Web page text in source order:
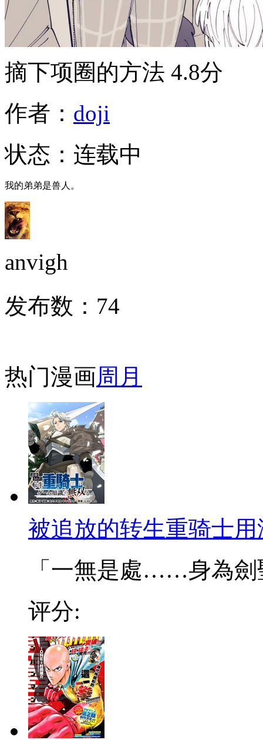
摘下项圈的方法 4.8分
作者： doji
状态： 连载中
我的弟弟是兽人。
anvigh
发布数： 74
热门漫画周 月
被追放的转生重骑士
「一無是處……身為劍
评分: